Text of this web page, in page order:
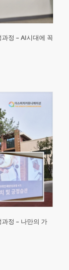
정 – AI시대에 꼭
정 – 나만의 가